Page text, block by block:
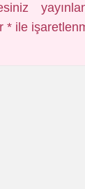
* ile